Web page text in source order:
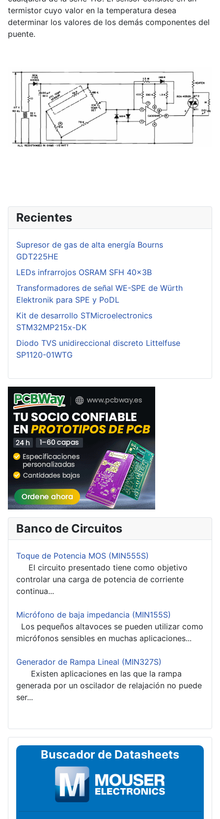
termistor cuyo valor en la temperatura desea
determinar los valores de los demás componentes del
puente.
Recientes
Supresor de gas de alta energía Bourns
GDT225HE
LEDs infrarrojos OSRAM SFH 40x3B
Transformadores de señal WE-SPE de Würth
Elektronik para SPE y PoDL
Kit de desarrollo STMicroelectronics
STM32MP215x-DK
Diodo TVS unidireccional discreto Littelfuse
SP1120-01WTG
Banco de Circuitos
Toque de Potencia MOS (MIN555S)
El circuito presentado tiene como objetivo
controlar una carga de potencia de corriente
continua...
Micrófono de baja impedancia (MIN155S)
Los pequeños altavoces se pueden utilizar como
micrófonos sensibles en muchas aplicaciones...
Generador de Rampa Lineal (MIN327S)
Existen aplicaciones en las que la rampa
generada por un oscilador de relajación no puede
ser...
Buscador de Datasheets